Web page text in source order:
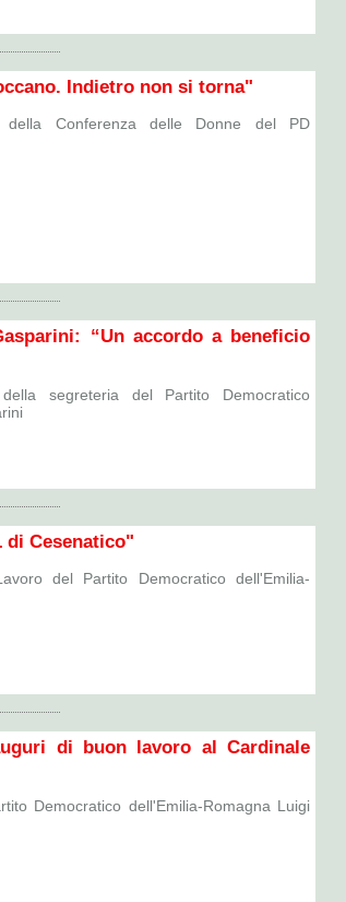
Indietro non si torna"
della Conferenza delle Donne del PD
“Un accordo a beneficio
segreteria del Partito Democratico
di Cesenatico"
del Partito Democratico dell'Emilia-
di buon lavoro al Cardinale
Democratico dell'Emilia-Romagna Luigi